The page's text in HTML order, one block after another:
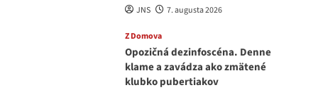
JNS 7. augusta 2026
Z Domova
Opozičná dezinfoscéna. Denne
klame a zavádza ako zmätené
klubko pubertiakov